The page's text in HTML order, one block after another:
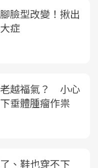
臉型改變！揪出
症
越福氣？ 小心
垂體腫瘤作祟
、鞋也穿不下